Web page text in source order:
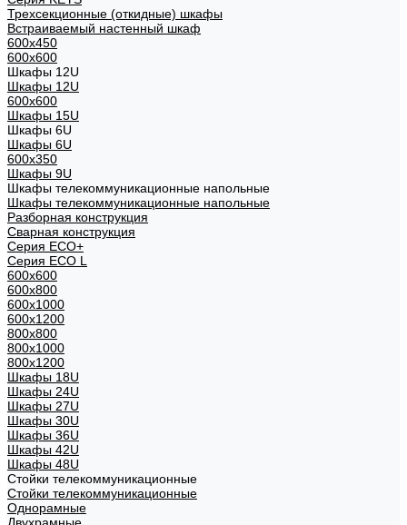
Трехсекционные (откидные) шкафы
Встраиваемый настенный шкаф
600x450
600x600
Шкафы 12U
Шкафы 12U
600x600
Шкафы 15U
Шкафы 6U
Шкафы 6U
600x350
Шкафы 9U
Шкафы телекоммуникационные напольные
Шкафы телекоммуникационные напольные
Разборная конструкция
Сварная конструкция
Серия ECO+
Серия ECO L
600x600
600x800
600х1000
600х1200
800x800
800х1000
800х1200
Шкафы 18U
Шкафы 24U
Шкафы 27U
Шкафы 30U
Шкафы 36U
Шкафы 42U
Шкафы 48U
Стойки телекоммуникационные
Стойки телекоммуникационные
Однорамные